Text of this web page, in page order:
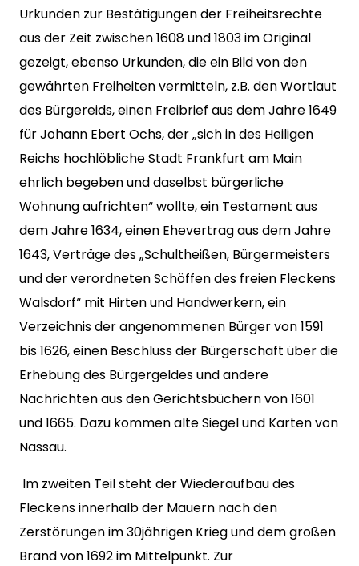
Urkunden zur Bestätigungen der Freiheitsrechte
aus der Zeit zwischen 1608 und 1803 im Original
gezeigt, ebenso Urkunden, die ein Bild von den
gewährten Freiheiten vermitteln, z.B. den Wortlaut
des Bürgereids, einen Freibrief aus dem Jahre 1649
für Johann Ebert Ochs, der „sich in des Heiligen
Reichs hochlöbliche Stadt Frankfurt am Main
ehrlich begeben und daselbst bürgerliche
Wohnung aufrichten“ wollte, ein Testament aus
dem Jahre 1634, einen Ehevertrag aus dem Jahre
1643, Verträge des „Schultheißen, Bürgermeisters
und der verordneten Schöffen des freien Fleckens
Walsdorf“ mit Hirten und Handwerkern, ein
Verzeichnis der angenommenen Bürger von 1591
bis 1626, einen Beschluss der Bürgerschaft über die
Erhebung des Bürgergeldes und andere
Nachrichten aus den Gerichtsbüchern von 1601
und 1665. Dazu kommen alte Siegel und Karten von
Nassau.
Im zweiten Teil steht der Wiederaufbau des
Fleckens innerhalb der Mauern nach den
Zerstörungen im 30jährigen Krieg und dem großen
Brand von 1692 im Mittelpunkt. Zur